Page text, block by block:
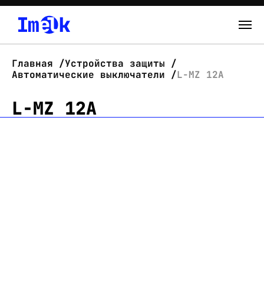
О нас
Новости
Главная
Устройства защиты
Автоматические выключатели
L-MZ 12A
L-MZ 12A